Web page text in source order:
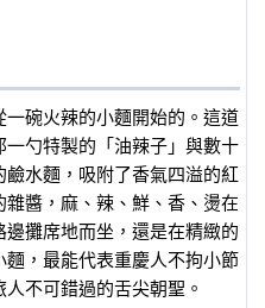
碗火辣的小麵開始的。這道
勺特製的「油辣子」與數十
水麵，吸附了香氣四溢的紅
醬，麻、辣、鮮、香、燙在
攤席地而坐，還是在精緻的
，最能代表重慶人不拘小節
不可錯過的舌尖朝聖。